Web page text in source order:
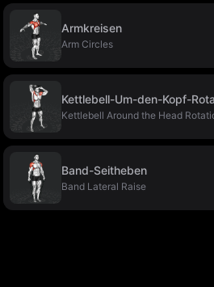
Armkreisen
Arm Circles
Kettlebell-Um-den-Kopf-
Kettlebell Around the Head
Band-Seitheben
Band Lateral Raise